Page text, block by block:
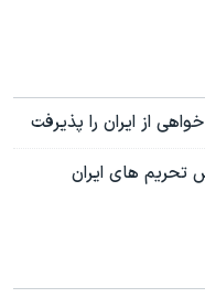
از ایران را پذیرفت
تحریم های ایران